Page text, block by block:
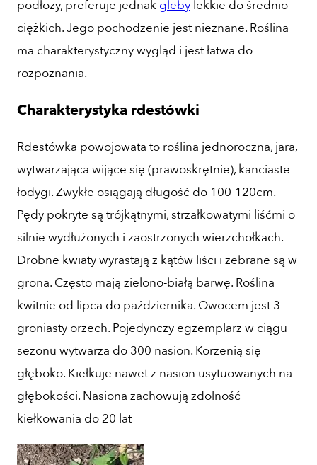
podłoży, preferuje jednak gleby lekkie do średnio
ciężkich. Jego pochodzenie jest nieznane. Roślina
ma charakterystyczny wygląd i jest łatwa do
rozpoznania.
Charakterystyka rdestówki
Rdestówka powojowata to roślina jednoroczna, jara,
wytwarzająca wijące się (prawoskrętnie), kanciaste
łodygi. Zwykłe osiągają długość do 100-120cm.
Pędy pokryte są trójkątnymi, strzałkowatymi liśćmi o
silnie wydłużonych i zaostrzonych wierzchołkach.
Drobne kwiaty wyrastają z kątów liści i zebrane są w
grona. Często mają zielono-białą barwę. Roślina
kwitnie od lipca do października. Owocem jest 3-
groniasty orzech. Pojedynczy egzemplarz w ciągu
sezonu wytwarza do 300 nasion. Korzenią się
głęboko. Kiełkuje nawet z nasion usytuowanych na
głębokości. Nasiona zachowują zdolność
kiełkowania do 20 lat